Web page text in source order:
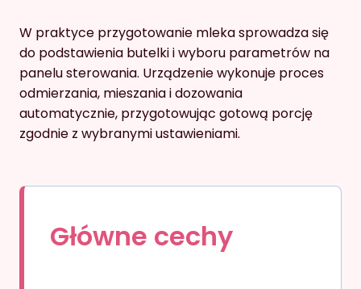
W praktyce przygotowanie mleka sprowadza się
do podstawienia butelki i wyboru parametrów na
panelu sterowania. Urządzenie wykonuje proces
odmierzania, mieszania i dozowania
automatycznie, przygotowując gotową porcję
zgodnie z wybranymi ustawieniami.
Główne cechy